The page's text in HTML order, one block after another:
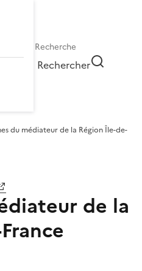
Rechercher
du médiateur de la Région Île-de-
de la